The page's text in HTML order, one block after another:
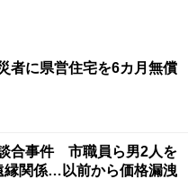
者に県営住宅を6カ月無償
合事件 市職員ら男2人を
関係…以前から価格漏洩